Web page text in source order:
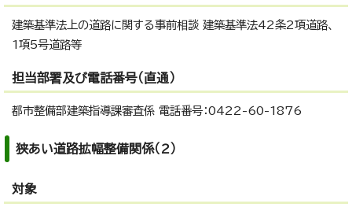
建築基準法上の道路に関する事前相談 建築基準法42条2項道路、
1項5号道路等
担当部署及び電話番号（直通）
都市整備部建築指導課審査係 電話番号：0422-60-1876
狭あい道路拡幅整備関係（2）
対象